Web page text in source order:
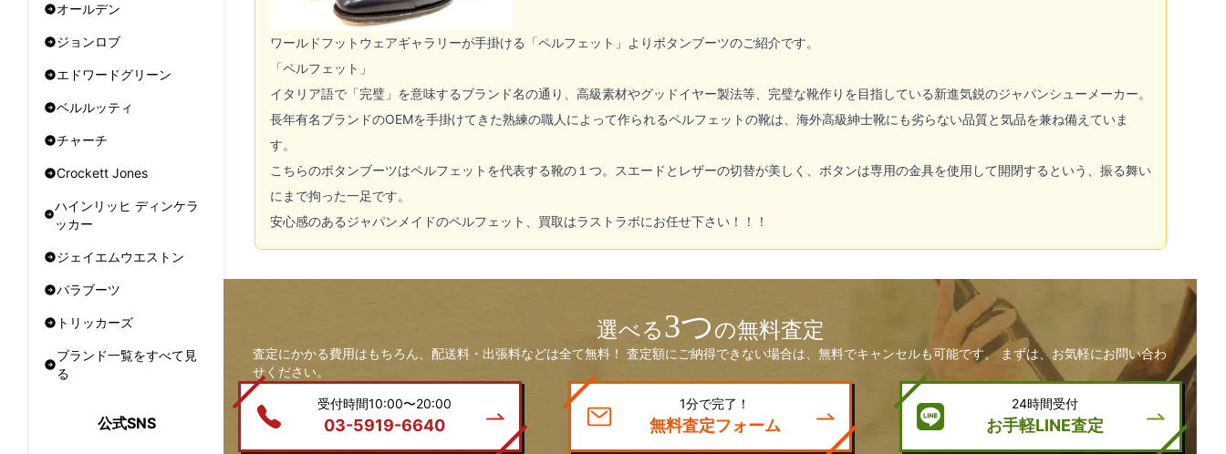
オールデン
ジョンロブ
エドワードグリーン
ベルルッティ
チャーチ
Crockett Jones
ハインリッヒ ディンケラ
ッカー
ジェイエムウエストン
パラブーツ
トリッカーズ
ブランド一覧をすべて見
る
公式SNS
ワールドフットウェアギャラリーが手掛ける「ペルフェット」よりボタンブーツのご紹介です。
「ペルフェット」
イタリア語で「完璧」を意味するブランド名の通り、高級素材やグッドイヤー製法等、完璧な靴作りを目指している新進気鋭のジャパンシューメーカー。
長年有名ブランドのOEMを手掛けてきた熟練の職人によって作られるペルフェットの靴は、海外高級紳士靴にも劣らない品質と気品を兼ね備えていま
す。
こちらのボタンブーツはペルフェットを代表する靴の１つ。スエードとレザーの切替が美しく、ボタンは専用の金具を使用して開閉するという、振る舞い
にまで拘った一足です。
安心感のあるジャパンメイドのペルフェット、買取はラストラボにお任せ下さい！！！
選べる3つの無料査定
査定にかかる費用はもちろん、配送料・出張料などは全て無料！ 査定額にご納得できない場合は、無料でキャンセルも可能です。 まずは、お気軽にお問い合わ
せください。
受付時間10:00〜20:00
03-5919-6640
1分で完了！
無料査定フォーム
24時間受付
お手軽LINE査定